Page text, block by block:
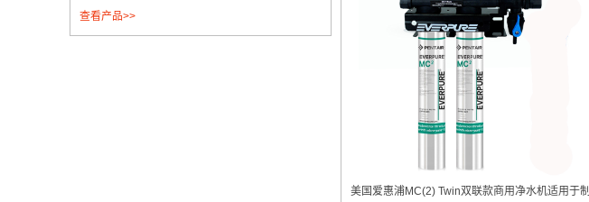
查看产品>>
美国爱惠浦MC(2) Twin双联款商用净水机适用于制